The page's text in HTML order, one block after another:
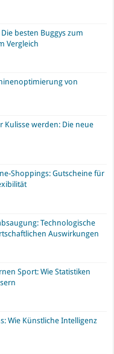
besten Buggys zum
Vergleich
von
Kulisse werden: Die neue
Shoppings: Gutscheine für
Technologische
Auswirkungen
Sport: Wie Statistiken
Wie Künstliche Intelligenz